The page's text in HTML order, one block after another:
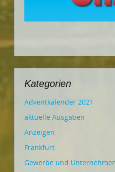
Kategorien
Adventkalender 2021
aktuelle Ausgaben
Anzeigen
Frankfurt
Gewerbe und